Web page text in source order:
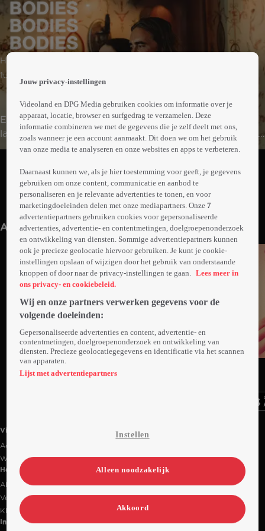
Horror | Komedie | Mysterie
1uur30min
Een groepje twintigers trekt naar een afgelegen
landgoed. Gedurende een heftige storm houden ze een
feestje en spelen ze het gezelschapsspel Bodies Bodies
echt doden beginnen te vallen.
Abonneren op Videoland
Meer
info
Anderen kijken ook
Ga
naar
Trailer
Videoland
Actiecode
Werken bij RTL
Handige links
Alle films & series
Veelgestelde vragen
Klantenservice
Informatie
Jouw privacy-instellingen
Videoland en DPG Media gebruiken cookies om informatie over je
apparaat, locatie, browser en surfgedrag te verzamelen. Deze
informatie combineren we met de gegevens die je zelf deelt met ons,
zoals wanneer je een account aanmaakt. Dit doen we om het gebruik
van onze media te analyseren en onze websites en apps te verbeteren.
Daarnaast kunnen we, als je hier toestemming voor geeft, je gegevens
gebruiken om onze content, communicatie en aanbod te
personaliseren en je relevante advertenties te tonen, en voor
marketingdoeleinden delen met onze mediapartners. Onze7
advertentiepartners gebruiken cookies voor gepersonaliseerde
advertenties, advertentie- en contentmetingen, doelgroepenonderzoek
en ontwikkeling van diensten. Sommige advertentiepartners kunnen
ook je precieze geolocatie hiervoor gebruiken. Je kunt je cookie-
instellingen opslaan of wijzigen door het gebruik van onderstaande
knoppen of door naar de privacy-instellingen te gaan.
Lees meer in
ons privacy- en cookiebeleid.
Wij en onze partners verwerken gegevens voor de
volgende doeleinden:
Gepersonaliseerde advertenties en content, advertentie- en
contentmetingen, doelgroepenonderzoek en ontwikkeling van
diensten. Precieze geolocatiegegevens en identificatie via het scannen
van apparaten.
Lijst met advertentiepartners
Instellen
Alleen noodzakelijk
Akkoord